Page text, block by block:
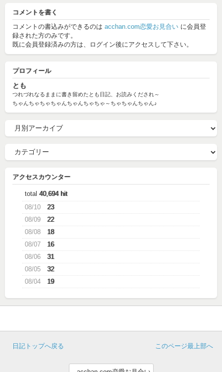
コメントを書く
コメントの書込みができるのは acchan.com恋愛お見合い に会員登
録された方のみです。
既に会員登録済みの方は、ログイン後にアクセスして下さい。
プロフィール
とも
つれづれなるままに書き留めたとも日記、お読みくだされ～
ちゃんちゃちゃちゃんちゃんちゃちゃ～ちゃちゃんちゃん♪
アクセスカウンター
total 40,694 hit
08/10
23
08/09
22
08/08
18
08/07
16
08/06
31
08/05
32
08/04
19
このページ最上部へ
日記トップへ戻る